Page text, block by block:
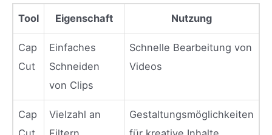
Tool Eigenschaft Nutzung
Cap
Cut
Einfaches
Schneiden
von Clips
Schnelle Bearbeitung von
Videos
Cap
Vielzahl an
Gestaltungsmöglichkeiten